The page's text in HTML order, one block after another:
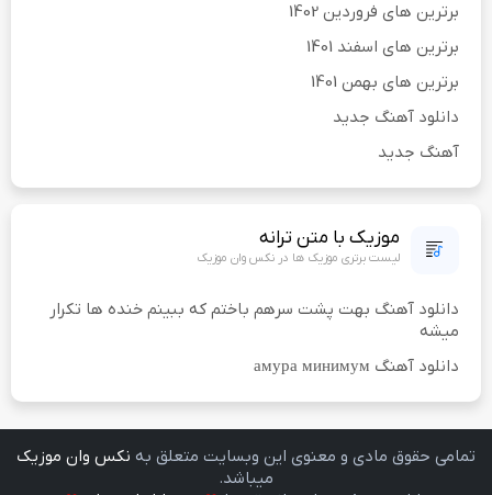
برترین های فروردین 1402
برترین های اسفند 1401
برترین های بهمن 1401
دانلود آهنگ جدید
آهنگ جدید
موزیک با متن ترانه
لیست برتری موزیک ها در نکس وان موزیک
دانلود آهنگ بهت پشت سرهم باختم که ببینم خنده ها تکرار
میشه
دانلود آهنگ амура минимум
تمامی حقوق مادی و معنوی اين وبسايت متعلق به نکس وان موزیک
ميباشد.